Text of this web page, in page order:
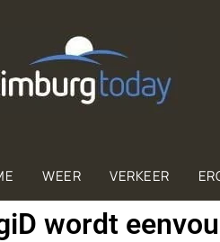
WEER VERKEER
wordt